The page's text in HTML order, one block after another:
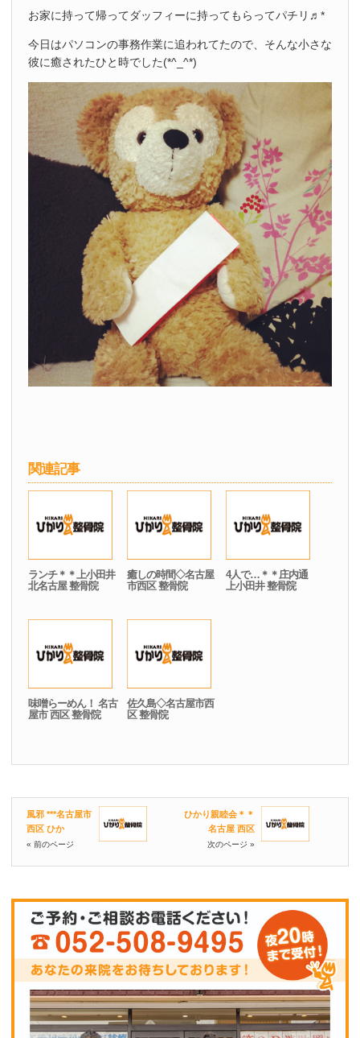
お家に持って帰ってダッフィーに持ってもらってパチリ♬*
今日はパソコンの事務作業に追われてたので、そんな小さな
彼に癒されたひと時でした(*^_^*)
関連記事
ランチ＊＊上小田井
北名古屋 整骨院
癒しの時間◇名古屋
市西区 整骨院
4人で…＊＊庄内通
上小田井 整骨院
味噌らーめん！ 名古
屋市 西区 整骨院
佐久島◇名古屋市西
区 整骨院
風邪 ***名古屋市
西区 ひか
« 前のページ
ひかり親睦会＊＊
名古屋 西区
次のページ »